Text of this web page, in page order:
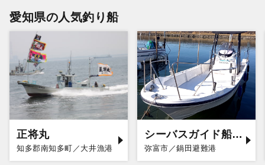
愛知県の人気釣り船
正将丸
知多郡南知多町／大井漁港
シーバスガイド船エデン
弥富市／鍋田避難港